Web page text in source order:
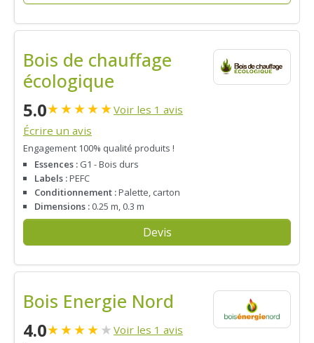
Bois de chauffage
écologique
5.0★★★★★Voir les 1 avis
Écrire un avis
Engagement 100% qualité produits !
Essences : G1 - Bois durs
Labels :PEFC
Conditionnement :Palette, carton
Dimensions : 0.25 m, 0.3 m
Devis
Bois Energie Nord
4.0★★★★★ Voir les 1 avis